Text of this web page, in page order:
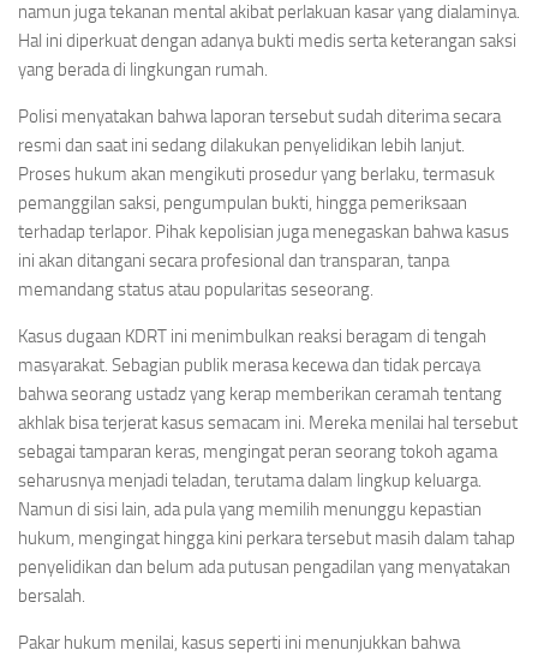
namun juga tekanan mental akibat perlakuan kasar yang dialaminya.
Hal ini diperkuat dengan adanya bukti medis serta keterangan saksi
yang berada di lingkungan rumah.
Polisi menyatakan bahwa laporan tersebut sudah diterima secara
resmi dan saat ini sedang dilakukan penyelidikan lebih lanjut.
Proses hukum akan mengikuti prosedur yang berlaku, termasuk
pemanggilan saksi, pengumpulan bukti, hingga pemeriksaan
terhadap terlapor. Pihak kepolisian juga menegaskan bahwa kasus
ini akan ditangani secara profesional dan transparan, tanpa
memandang status atau popularitas seseorang.
Kasus dugaan KDRT ini menimbulkan reaksi beragam di tengah
masyarakat. Sebagian publik merasa kecewa dan tidak percaya
bahwa seorang ustadz yang kerap memberikan ceramah tentang
akhlak bisa terjerat kasus semacam ini. Mereka menilai hal tersebut
sebagai tamparan keras, mengingat peran seorang tokoh agama
seharusnya menjadi teladan, terutama dalam lingkup keluarga.
Namun di sisi lain, ada pula yang memilih menunggu kepastian
hukum, mengingat hingga kini perkara tersebut masih dalam tahap
penyelidikan dan belum ada putusan pengadilan yang menyatakan
bersalah.
Pakar hukum menilai, kasus seperti ini menunjukkan bahwa